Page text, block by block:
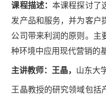
课程描述：本课程探讨了
发产品和服务，并为客户
公司带来利润的原则。主
种环境中应用现代营销的
主讲教师：王晶， 山东大
王晶教授的研究领域包括